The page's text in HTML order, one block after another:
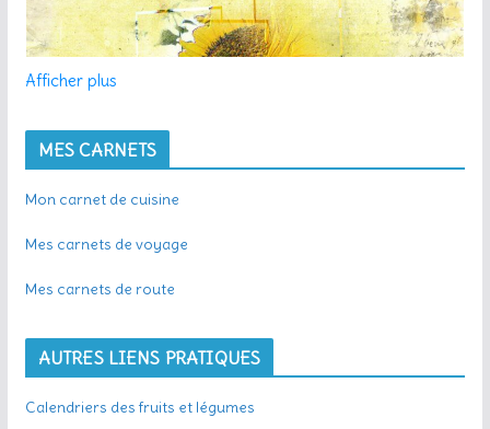
Afficher plus
MES CARNETS
Mon carnet de cuisine
Mes carnets de voyage
Mes carnets de route
AUTRES LIENS PRATIQUES
Calendriers des fruits et légumes